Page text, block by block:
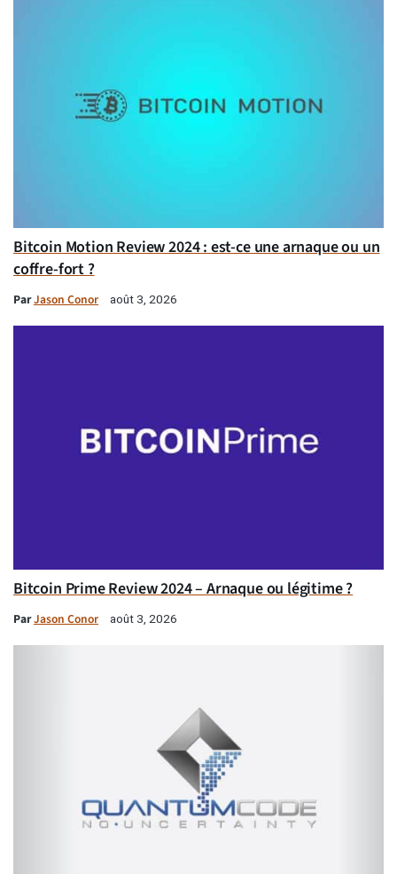
Bitcoin Motion Review 2024 : est-ce une arnaque ou un
coffre-fort ?
ParJason Conor août 3, 2026
Bitcoin Prime Review 2024 – Arnaque ou légitime ?
ParJason Conor août 3, 2026